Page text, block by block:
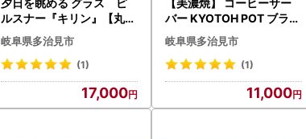
ルスナー『キリン』【丸モ
高木陶器】 [TBA160]
岐阜県多治見市
(1)
17,000
バー KYOTOH POT ブラッ
ク 【京陶窯業】ポット シ
ンプル おしゃれ [TCO009
]
岐阜県多治見市
(1)
11,000